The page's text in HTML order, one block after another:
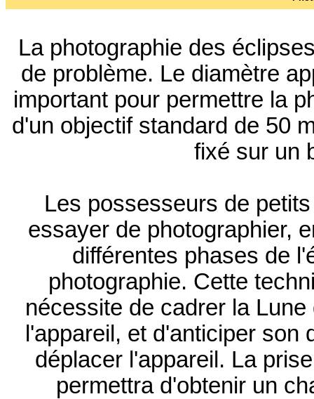
La photographie des
de problème. Le diamètre
important pour permettre la
d'un objectif standard de 50
fixé sur un
Les possesseurs de
essayer de photographier,
différentes phases de
photographie. Cette
nécessite de cadrer la
l'appareil, et d'anticiper
déplacer l'appareil. La
permettra d'obtenir un